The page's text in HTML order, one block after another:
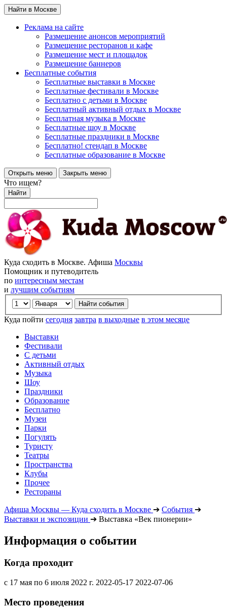
Найти в Москве
Реклама на сайте
Размещение анонсов мероприятий
Размещение ресторанов и кафе
Размещение мест и площадок
Размещение баннеров
Бесплатные события
Бесплатные выставки в Москве
Бесплатные фестивали в Москве
Бесплатно с детьми в Москве
Бесплатный активный отдых в Москве
Бесплатная музыка в Москве
Бесплатные шоу в Москве
Бесплатные праздники в Москве
Бесплатно! стендап в Москве
Бесплатные образование в Москве
Открыть меню Закрыть меню
Что ищем?
Найти
Куда сходить в Москве. Афиша Москвы
Помощник и путеводитель
по интересным местам
и лучшим событиям
Куда пойти сегодня завтра в выходные в этом месяце
Выставки
Фестивали
С детьми
Активный отдых
Музыка
Шоу
Праздники
Образование
Бесплатно
Музеи
Парки
Погулять
Туристу
Театры
Пространства
Клубы
Прочее
Рестораны
Афиша Москвы — Куда сходить в Москве ➔ События ➔
Выставки и экспозиции ➔ Выставка «Век пионерии»
Информация о событии
Когда проходит
с 17 мая по 6 июля 2022 г. 2022-05-17 2022-07-06
Место проведения